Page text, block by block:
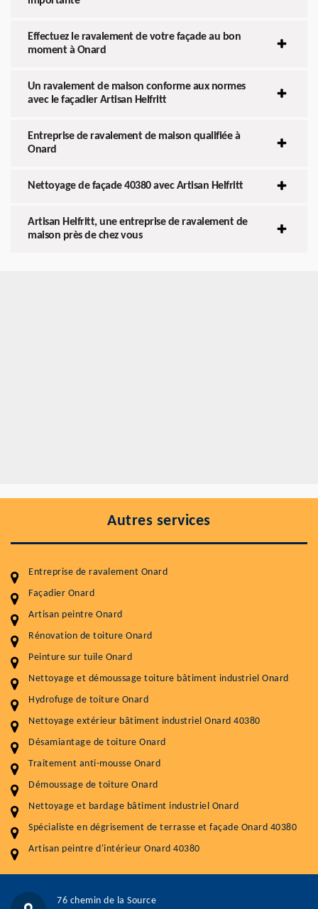
Effectuez le ravalement de votre façade au bon
moment à Onard
Un ravalement de maison conforme aux normes
avec le façadier Artisan Helfritt
Entreprise de ravalement de maison qualifiée à
Onard
Nettoyage de façade 40380 avec Artisan Helfritt
Artisan Helfritt, une entreprise de ravalement de
maison près de chez vous
Autres services
Entreprise de ravalement Onard
Façadier Onard
Artisan peintre Onard
Rénovation de toiture Onard
Peinture sur tuile Onard
Nettoyage et démoussage toiture bâtiment industriel Onard
Hydrofuge de toiture Onard
Nettoyage extérieur bâtiment industriel Onard 40380
Désamiantage de toiture Onard
Traitement anti-mousse Onard
Démoussage de toiture Onard
Nettoyage et bardage bâtiment industriel Onard
Spécialiste en dégrisement de terrasse et façade Onard 40380
Artisan peintre d'intérieur Onard 40380
76 chemin de la Source
Entretenir votre toiture, c'est préserver sa
durabilité
Plus de 15 ans d'expérience en couverture et facade
Service
Nettoyageb toiture
Démoussage toiture
Traitement hydrofuge toiture
5.0 (118avis)
Artisant local recommander